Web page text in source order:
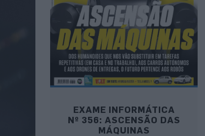
EXAME INFORMÁTICA
Nº 356: ASCENSÃO DAS
MÁQUINAS